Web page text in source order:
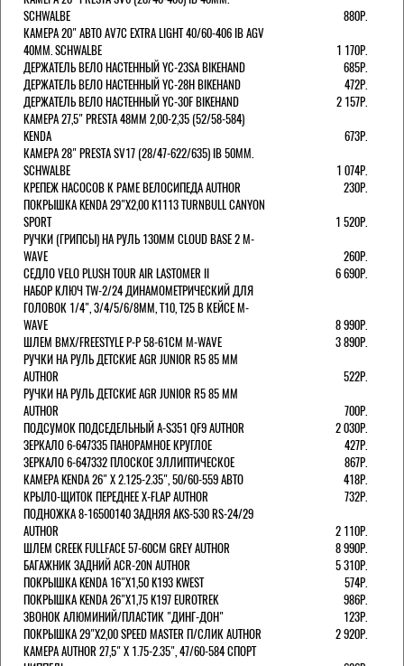
SCHWALBE
880Р.
КАМЕРА 20" АВТО AV7C EXTRA LIGHT 40/60-406 IB AGV
40MM. SCHWALBE
1 170Р.
ДЕРЖАТЕЛЬ ВЕЛО НАСТЕННЫЙ YC-23SA BIKEHAND
685Р.
ДЕРЖАТЕЛЬ ВЕЛО НАСТЕННЫЙ YC-28H BIKEHAND
472Р.
ДЕРЖАТЕЛЬ ВЕЛО НАСТЕННЫЙ YC-30F BIKEHAND
2 157Р.
КАМЕРА 27,5" PRESTA 48ММ 2,00-2,35 (52/58-584)
KENDA
673Р.
КАМЕРА 28" PRESTA SV17 (28/47-622/635) IB 50MM.
SCHWALBE
1 074Р.
КРЕПЕЖ НАСОСОВ К РАМЕ ВЕЛОСИПЕДА AUTHOR
230Р.
ПОКРЫШКА KENDA 29"Х2,00 K1113 TURNBULL CANYON
SPORT
1 520Р.
РУЧКИ (ГРИПСЫ) НА РУЛЬ 130ММ CLOUD BASE 2 M-
WAVE
260Р.
СЕДЛО VELO PLUSH TOUR AIR LASTOMER II
6 690Р.
НАБОР КЛЮЧ TW-2/24 ДИНАМОМЕТРИЧЕСКИЙ ДЛЯ
ГОЛОВОК 1/4", 3/4/5/6/8ММ, T10, T25 В КЕЙСЕ M-
WAVE
8 990Р.
ШЛЕМ ВМХ/FREESTYLE Р-Р 58-61СМ M-WAVE
3 890Р.
РУЧКИ НА РУЛЬ ДЕТСКИЕ AGR JUNIOR R5 85 ММ
AUTHOR
522Р.
РУЧКИ НА РУЛЬ ДЕТСКИЕ AGR JUNIOR R5 85 ММ
AUTHOR
700Р.
ПОДСУМОК ПОДСЕДЕЛЬНЫЙ A-S351 QF9 AUTHOR
2 030Р.
ЗЕРКАЛО 6-647335 ПАНОРАМНОЕ КРУГЛОЕ
427Р.
ЗЕРКАЛО 6-647332 ПЛОСКОЕ ЭЛЛИПТИЧЕСКОЕ
867Р.
КАМЕРА KENDA 26" Х 2.125-2.35", 50/60-559 АВТО
418Р.
КРЫЛО-ЩИТОК ПЕРЕДНЕЕ X-FLAP AUTHOR
732Р.
ПОДНОЖКА 8-16500140 ЗАДНЯЯ AKS-530 RS-24/29
AUTHOR
2 110Р.
ШЛЕМ CREEK FULLFACE 57-60СМ GREY AUTHOR
8 990Р.
БАГАЖНИК ЗАДНИЙ ACR-20N AUTHOR
5 310Р.
ПОКРЫШКА KENDA 16"Х1,50 K193 KWEST
574Р.
ПОКРЫШКА KENDA 26"Х1,75 K197 EUROTREK
986Р.
ЗВОНОК АЛЮМИНИЙ/ПЛАСТИК "ДИНГ-ДОН"
123Р.
ПОКРЫШКА 29"Х2,00 SPEED MASTER П/СЛИК AUTHOR
2 920Р.
КАМЕРА AUTHOR 27,5" Х 1.75-2.35", 47/60-584 СПОРТ